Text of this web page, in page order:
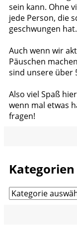
sein kann. Ohne
jede Person, die
geschwungen hat.
Auch wenn wir
Päuschen
sind unsere über
Also viel Spaß
wenn mal etwas
fragen!
Kategorien
Kategorien